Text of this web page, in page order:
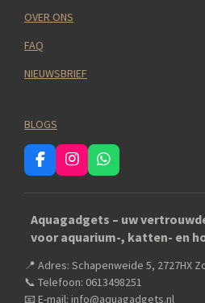
OVER ONS
FAQ
NIEUWSBRIEF
BLOGS
F
a
c
b
o
k
I
n
s
a
g
a
m
W
h
a
s
A
p
Aquagadgets – uw
voor aquarium-, katten- en
📍 Adres: Schapenweide 5, 2727HX
📞 Telefoon: 0613498251
📧 E-mail: info@aquagadgets.nl